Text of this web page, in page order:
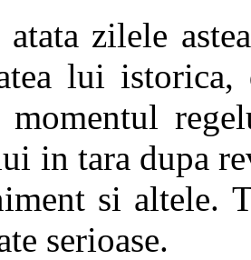
zilele
lui
momentul
in tara dupa
si altele.
serioase.